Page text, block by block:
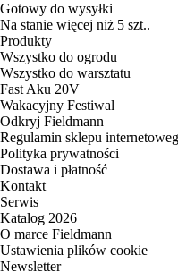
Gotowy do wysyłki
Na stanie więcej niż 5 szt..
Produkty
Wszystko do ogrodu
Wszystko do warsztatu
Fast Aku 20V
Wakacyjny Festiwal
Odkryj Fieldmann
Regulamin sklepu
Polityka prywatności
Dostawa i płatność
Kontakt
Serwis
Katalog 2026
O marce Fieldmann
Ustawienia plików cookie
Newsletter